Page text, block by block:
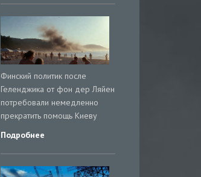
Финский политик после
Геленджика от фон дер Ляйен
потребовали немедленно
прекратить помощь Киеву
Подробнее